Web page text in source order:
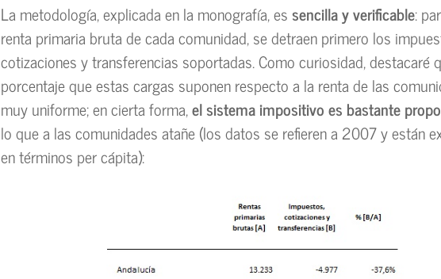
La metodología, explicada en la monografía, essencilla y verificable:
renta primaria bruta de cada comunidad, se detraen primero los
cotizaciones y transferencias soportadas. Como curiosidad, destacaré
porcentaje que estas cargas suponen respecto a la renta de las
muy uniforme; en cierta forma,el sistema impositivo es bastante
lo que a las comunidades atañe (los datos se refieren a 2007 y están
en términos per cápita):